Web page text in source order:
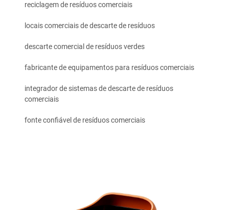
reciclagem de resíduos comerciais
locais comerciais de descarte de resíduos
descarte comercial de resíduos verdes
fabricante de equipamentos para resíduos comerciais
integrador de sistemas de descarte de resíduos
comerciais
fonte confiável de resíduos comerciais